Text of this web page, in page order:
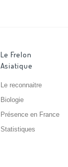
Le Frelon
Asiatique
Le reconnaitre
Biologie
Présence en France
Statistiques